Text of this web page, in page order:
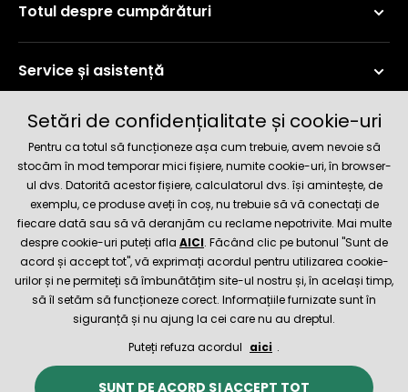
Totul despre cumpărături
Service și asistență
Informații curente
Metode de livrare și plată
Magazin de încredere
© 2026 Hecht.cz Termeni și condiții
Setări de confidențialitate și cookie-uri
Pentru ca totul să funcționeze așa cum trebuie, avem nevoie să
stocăm în mod temporar mici fișiere, numite cookie-uri, în browser-
ul dvs. Datorită acestor fișiere, calculatorul dvs. își amintește, de
exemplu, ce produse aveți în coș, nu trebuie să vă conectați de
fiecare dată sau să vă deranjăm cu reclame nepotrivite. Mai multe
despre cookie-uri puteți afla AICI. Făcând clic pe butonul "Sunt de
acord și accept tot", vă exprimați acordul pentru utilizarea cookie-
urilor și ne permiteți să îmbunătățim site-ul nostru și, în același timp,
să îl setăm să funcționeze corect. Informațiile furnizate sunt în
siguranță și nu ajung la cei care nu au dreptul.
Puteți refuza acordul aici .
SUNT DE ACORD ȘI ACCEPT TOT